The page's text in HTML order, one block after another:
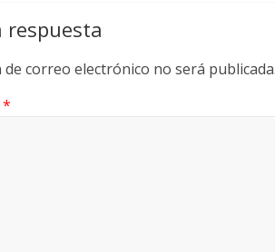
respuesta
de correo electrónico no será publicada.
*